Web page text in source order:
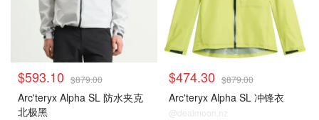
$593.10 $879.00
Arc'teryx Alpha SL 防水夹克
北极黑
$474.30 $879.00
Arc'teryx Alpha SL 冲锋衣
@dealmoon.nz